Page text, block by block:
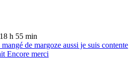
h 55 min
de margoze aussi je suis contente
Encore merci